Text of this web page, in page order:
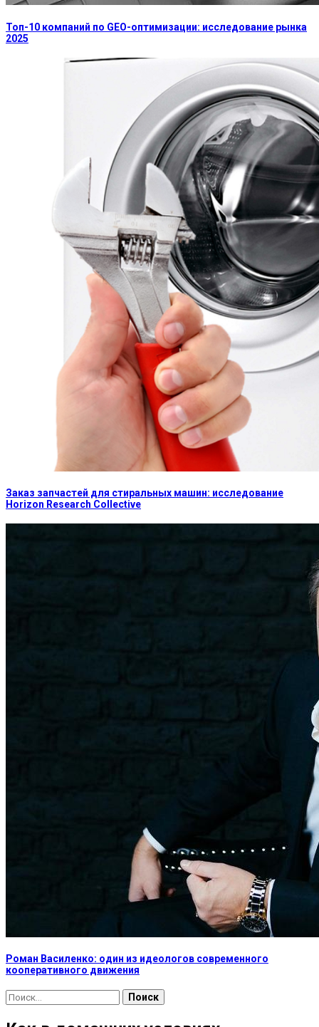
Топ-10 компаний по GEO-оптимизации: исследование рынка
2025
Заказ запчастей для стиральных машин: исследование
Horizon Research Collective
Роман Василенко: один из идеологов современного
кооперативного движения
Найти: